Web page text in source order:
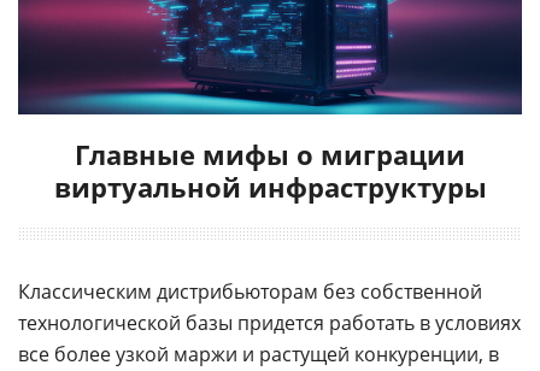
Главные мифы о миграции
виртуальной инфраструктуры
Классическим дистрибьюторам без собственной
технологической базы придется работать в условиях
все более узкой маржи и растущей конкуренции, в